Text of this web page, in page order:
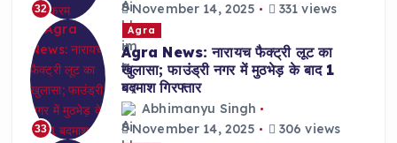
32
November 14, 2025
331 views
33
Agra
Agra News: नारायच फैक्ट्री लूट का
खुलासा; फाउंड्री नगर में मुठभेड़ के बाद 1
बदमाश गिरफ्तार
Abhimanyu Singh
November 14, 2025
306 views